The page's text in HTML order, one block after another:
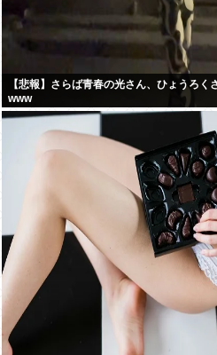
【悲報】さらば青春の光さん、ひょうろ
www